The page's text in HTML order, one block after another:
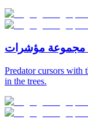
Predator cursors with
in the trees.